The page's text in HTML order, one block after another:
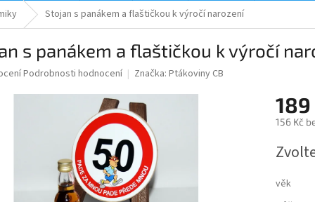
Stojan s panákem a flaštičkou k výročí narození
s panákem a flaštičkou k výročí
Podrobnosti hodnocení Značka: Ptákoviny CB
189
156 Kč
cena:
věk